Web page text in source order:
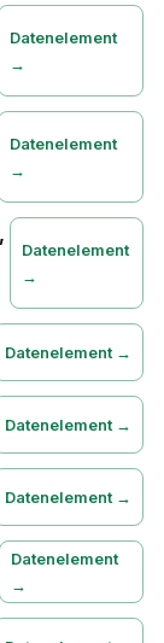
Datenelement
→
Datenelement
→
Datenelement
→
Datenelement →
Datenelement →
Datenelement →
Datenelement
→